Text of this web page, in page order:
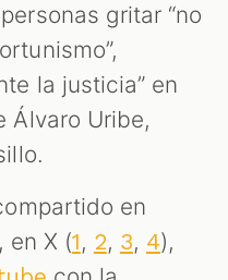
gritar “no
la justicia” en
Álvaro Uribe,
en
en X (1, 2, 3, 4),